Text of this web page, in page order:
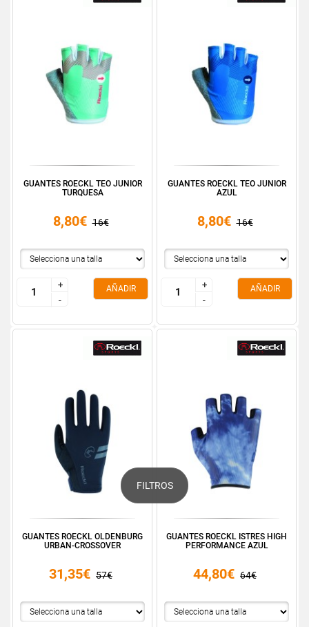
FILTROS
GUANTES ROECKL TEO JUNIOR
TURQUESA
8,80€ 16€
+
-
+
-
AÑADIR
GUANTES ROECKL TEO JUNIOR
AZUL
8,80€ 16€
+
-
+
-
AÑADIR
GUANTES ROECKL OLDENBURG
URBAN-CROSSOVER
31,35€ 57€
GUANTES ROECKL ISTRES HIGH
PERFORMANCE AZUL
44,80€ 64€